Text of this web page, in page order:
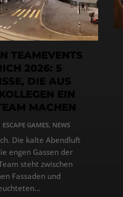
TEAMEVENTS
2026: 5
DIE AUS
EIN
MACHEN
ESCAPE GAMES, NEWS
Die kalte Abendluft
engen Gassen der
steht zwischen
Fassaden und